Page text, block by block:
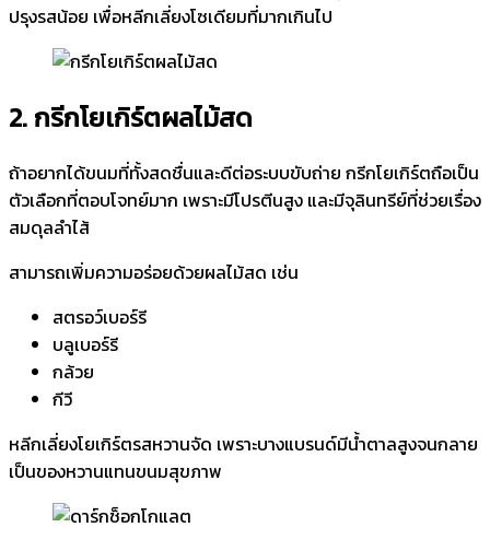
ปรุงรสน้อย เพื่อหลีกเลี่ยงโซเดียมที่มากเกินไป
2. กรีกโยเกิร์ตผลไม้สด
ถ้าอยากได้ขนมที่ทั้งสดชื่นและดีต่อระบบขับถ่าย กรีกโยเกิร์ตถือเป็น
ตัวเลือกที่ตอบโจทย์มาก เพราะมีโปรตีนสูง และมีจุลินทรีย์ที่ช่วยเรื่อง
สมดุลลำไส้
สามารถเพิ่มความอร่อยด้วยผลไม้สด เช่น
สตรอว์เบอร์รี
บลูเบอร์รี
กล้วย
กีวี
หลีกเลี่ยงโยเกิร์ตรสหวานจัด เพราะบางแบรนด์มีน้ำตาลสูงจนกลาย
เป็นของหวานแทนขนมสุขภาพ